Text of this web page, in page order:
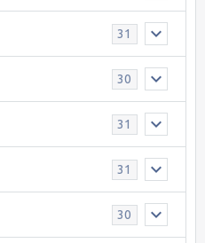
31
30
31
31
30